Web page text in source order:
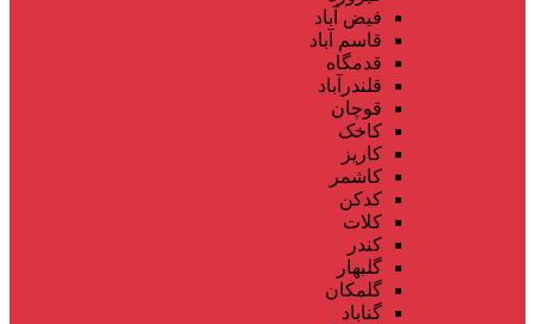
فیض آباد
قاسم آباد
قدمگاه
قلندرآباد
قوچان
کاخک
کاریز
کاشمر
کدکن
کلات
کندر
گلبهار
گلمکان
گناباد